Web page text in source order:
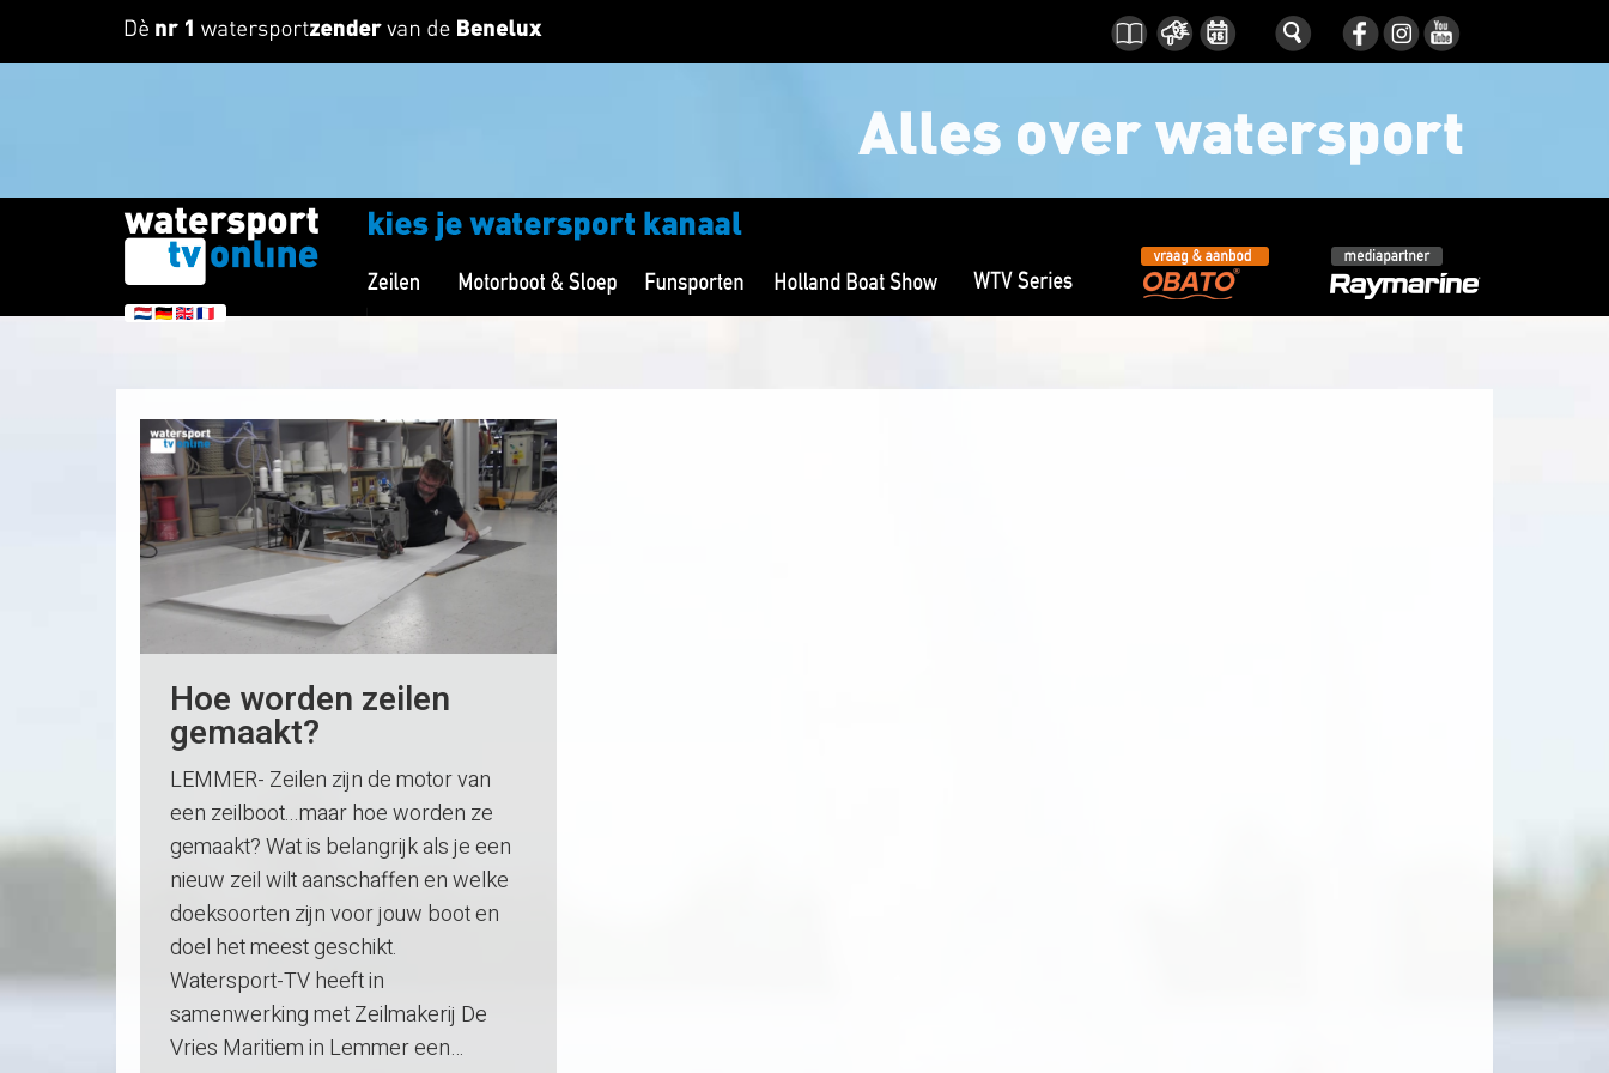
Hoe worden zeilen
gemaakt?
LEMMER- Zeilen zijn de motor van
een zeilboot...maar hoe worden ze
gemaakt? Wat is belangrijk als je een
nieuw zeil wilt aanschaffen en welke
doeksoorten zijn voor jouw boot en
doel het meest geschikt.
Watersport-TV heeft in
samenwerking met Zeilmakerij De
Vries Maritiem in Lemmer een…